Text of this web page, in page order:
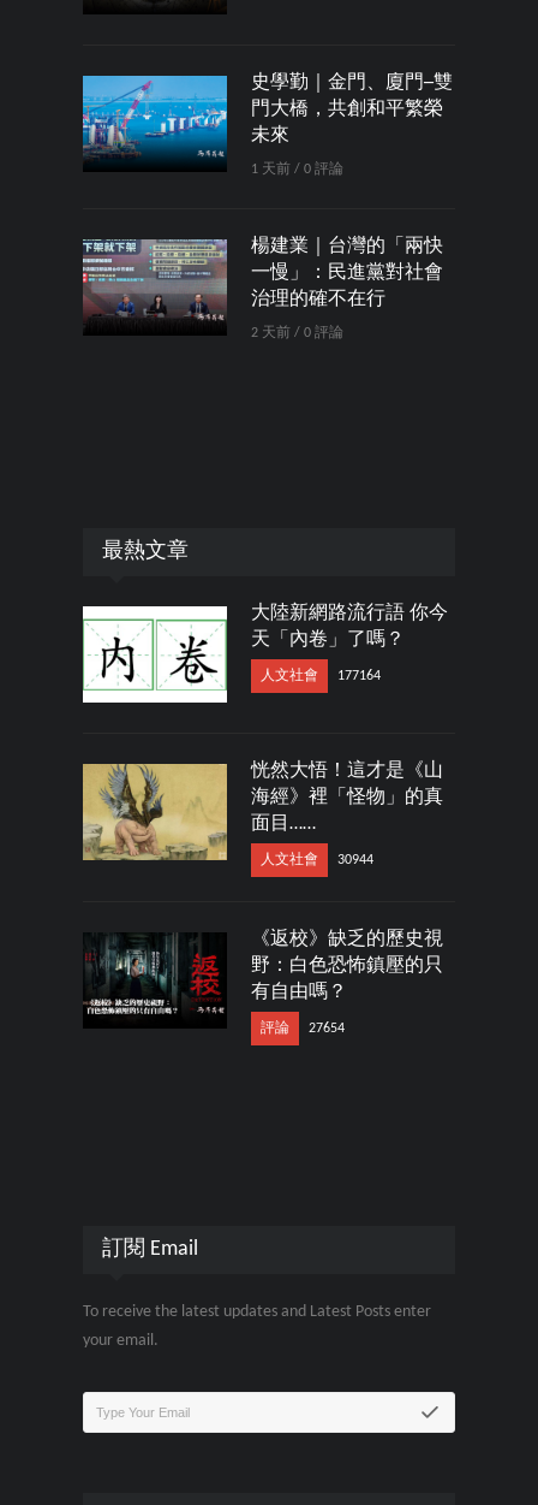
史學勤｜金門、廈門─雙
門大橋，共創和平繁榮
未來
1 天前 / 0 評論
楊建業｜台灣的「兩快
一慢」：民進黨對社會
治理的確不在行
2 天前 / 0 評論
最熱文章
大陸新網路流行語 你今
天「內卷」了嗎？
人文社會 177164
恍然大悟！這才是《山
海經》裡「怪物」的真
面目……
人文社會 30944
《返校》缺乏的歷史視
野：白色恐怖鎮壓的只
有自由嗎？
評論 27654
訂閱 Email
To receive the latest updates and Latest Posts enter
your email.